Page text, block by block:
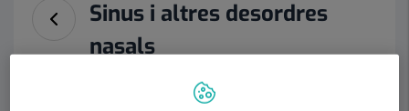
Sinus i altres desordres
nasals